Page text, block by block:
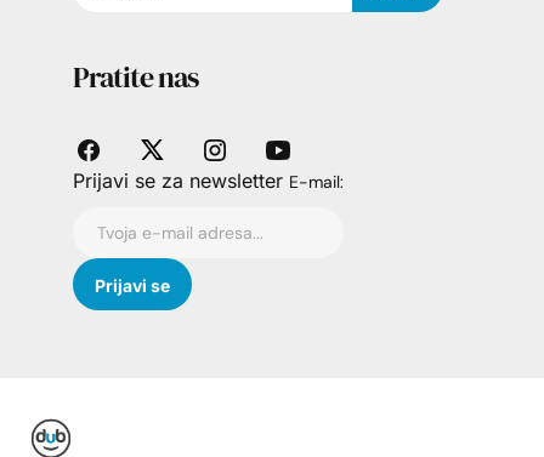
Pratite nas
Prijavi se za newsletter E-mail: